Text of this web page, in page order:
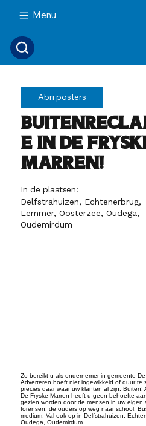
Menu
Abri posters
e in De
Marren!
In de plaatsen:
Delfstrahuizen, Echtenerbrug,
Lemmer, Oosterzee, Oudega,
Oudemirdum
Zo bereikt u als ondernemer in gemeente
Adverteren hoeft niet ingewikkeld of duur te
precies daar waar uw klanten al zijn: Buiten!
De Fryske Marren heeft u geen behoefte
gezien worden door de mensen in uw
forensen, de ouders op weg naar school.
medium. Val ook op in Delfstrahuizen,
Oudega, Oudemirdum.